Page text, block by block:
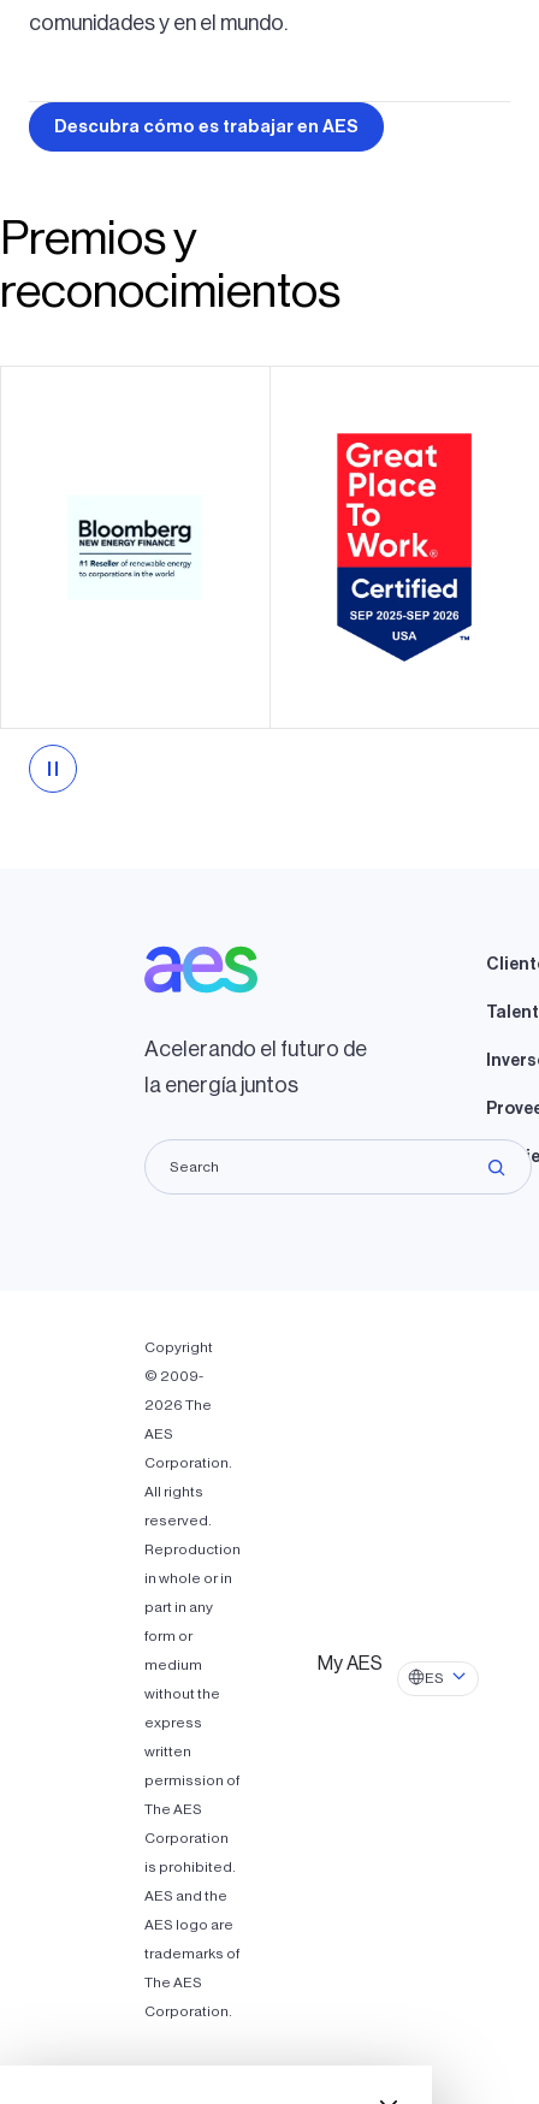
comunidades y en el mundo.
Descubra cómo es trabajar en AES
Premios y
reconocimientos
uno de energía
renovable a empresas
Reconocidos como
líderes del sector y
como un Gran Lugar
para Trabajar® en los
mercados en los que
operamos
Acelerando el futuro de
la energía juntos
Copyright
© 2009-
2026 The
AES
Corporation.
All rights
reserved.
Reproduction
in whole or in
part in any
form or
medium
without the
express
written
permission of
The AES
Corporation
is prohibited.
AES and the
AES logo are
trademarks of
The AES
Corporation.
My AES
ES